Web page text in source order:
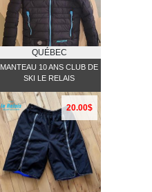
QUÉBEC
MANTEAU 10 ANS CLUB DE
SKI LE RELAIS
20.00$